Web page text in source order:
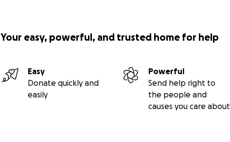
Your easy, powerful, and trusted home for help
Easy
Donate quickly and
easily
Powerful
Send help right to
the people and
causes you care about